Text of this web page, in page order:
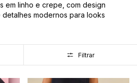
em linho e crepe, com design
modernos para looks
Filtrar